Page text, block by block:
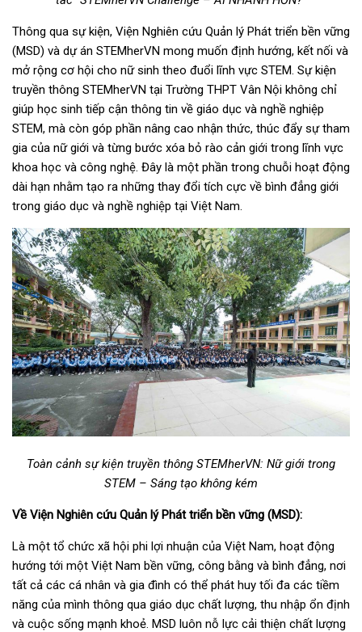
Thông qua sự kiện, Viện Nghiên cứu Quản lý Phát triển bền vững
(MSD) và dự án STEMherVN mong muốn định hướng, kết nối và
mở rộng cơ hội cho nữ sinh theo đuổi lĩnh vực STEM. Sự kiện
truyền thông STEMherVN tại Trường THPT Vân Nội không chỉ
giúp học sinh tiếp cận thông tin về giáo dục và nghề nghiệp
STEM, mà còn góp phần nâng cao nhận thức, thúc đẩy sự tham
gia của nữ giới và từng bước xóa bỏ rào cản giới trong lĩnh vực
khoa học và công nghệ. Đây là một phần trong chuỗi hoạt động
dài hạn nhằm tạo ra những thay đổi tích cực về bình đẳng giới
trong giáo dục và nghề nghiệp tại Việt Nam.
Toàn cảnh sự kiện truyền thông STEMherVN: Nữ giới trong
STEM – Sáng tạo không kém
Về Viện Nghiên cứu Quản lý Phát triển bền vững (MSD):
Là một tổ chức xã hội phi lợi nhuận của Việt Nam, hoạt động
hướng tới một Việt Nam bền vững, công bằng và bình đẳng, nơi
tất cả các cá nhân và gia đình có thể phát huy tối đa các tiềm
năng của mình thông qua giáo dục chất lượng, thu nhập ổn định
và cuộc sống mạnh khoẻ. MSD luôn nỗ lực cải thiện chất lượng